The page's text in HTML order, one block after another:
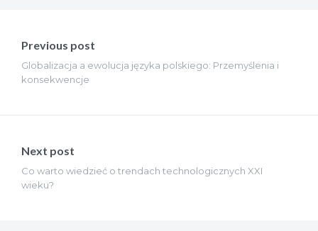
wpisu
Previous post
Globalizacja a ewolucja języka polskiego: Przemyślenia i
konsekwencje
Next post
Co warto wiedzieć o trendach technologicznych XXI
wieku?